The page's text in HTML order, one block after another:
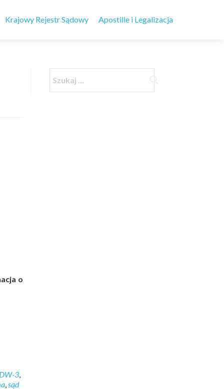
Krajowy Rejestr Sądowy Apostille i Legalizacja
o
DW-3,
,sąd